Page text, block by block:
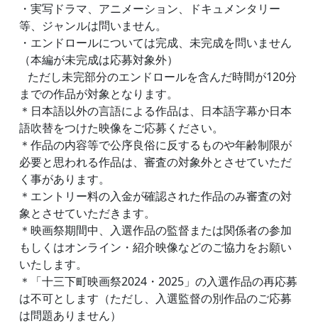
・実写ドラマ、アニメーション、ドキュメンタリー
等、ジャンルは問いません。
・エンドロールについては完成、未完成を問いません
（本編が未完成は応募対象外）
ただし未完部分のエンドロールを含んだ時間が120分
までの作品が対象となります。
＊日本語以外の言語による作品は、日本語字幕か日本
語吹替をつけた映像をご応募ください。
＊作品の内容等で公序良俗に反するものや年齢制限が
必要と思われる作品は、審査の対象外とさせていただ
く事があります。
＊エントリー料の入金が確認された作品のみ審査の対
象とさせていただきます。
＊映画祭期間中、入選作品の監督または関係者の参加
もしくはオンライン・紹介映像などのご協力をお願い
いたします。
＊「十三下町映画祭2024・2025」の入選作品の再応募
は不可とします（ただし、入選監督の別作品のご応募
は問題ありません）